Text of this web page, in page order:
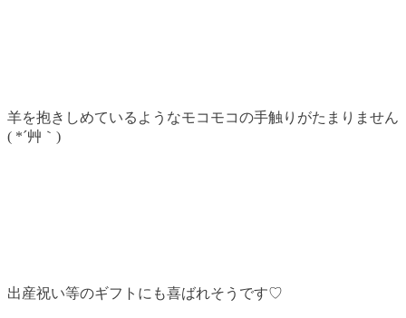
羊を抱きしめているようなモコモコの手触りがたまりません
( *´艸｀)
出産祝い等のギフトにも喜ばれそうです♡